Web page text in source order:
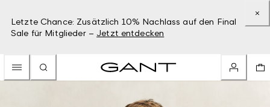
Letzte Chance: Zusätzlich 10% Nachlass auf den Final
Sale für Mitglieder – Jetzt entdecken